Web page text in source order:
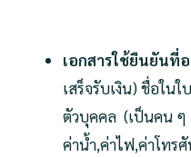
เอกสารใช้ยืนยันที่
เสร็จรับเงิน) ชื่อใน
ตัวบุคคล (เป็นคน ๆ
ค่าน้ำ,ค่าไฟ,ค่าโทร